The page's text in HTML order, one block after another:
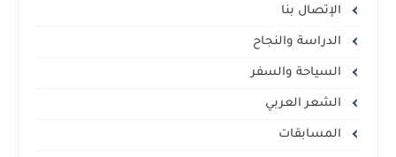
الإتصال بنا
الدراسة والنجاح
السياحة والسفر
الشعر العربي
المسابقات